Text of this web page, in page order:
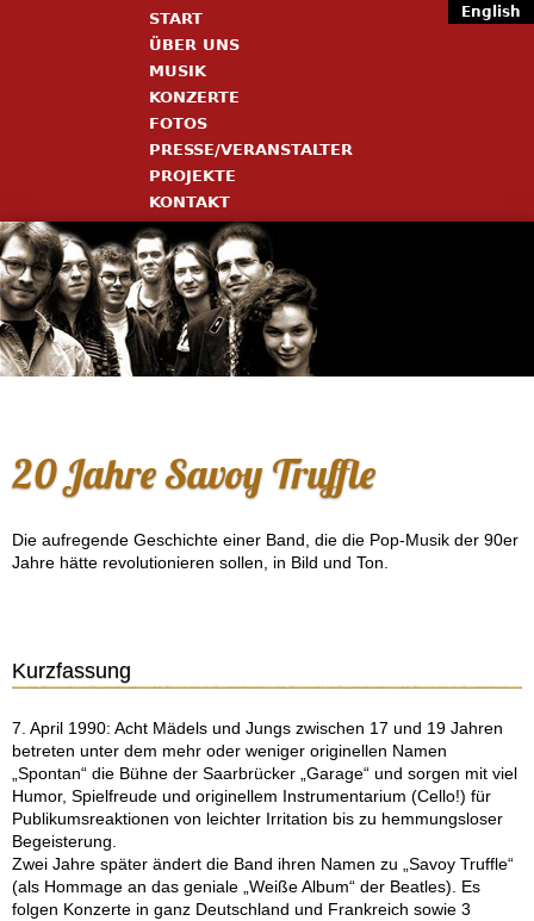
START
ÜBER UNS
MUSIK
KONZERTE
FOTOS
PRESSE/VERANSTALTER
PROJEKTE
KONTAKT
English
20 Jahre Savoy Truffle
Die aufregende Geschichte einer Band, die die Pop-Musik der 90er
Jahre hätte revolutionieren sollen, in Bild und Ton.
Kurzfassung
7. April 1990: Acht Mädels und Jungs zwischen 17 und 19 Jahren
betreten unter dem mehr oder weniger originellen Namen
„Spontan“ die Bühne der Saarbrücker „Garage“ und sorgen mit viel
Humor, Spielfreude und originellem Instrumentarium (Cello!) für
Publikumsreaktionen von leichter Irritation bis zu hemmungsloser
Begeisterung.
Zwei Jahre später ändert die Band ihren Namen zu „Savoy Truffle“
(als Hommage an das geniale „Weiße Album“ der Beatles). Es
folgen Konzerte in ganz Deutschland und Frankreich sowie 3